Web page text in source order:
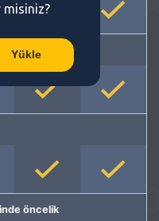
öncelik
Yükle